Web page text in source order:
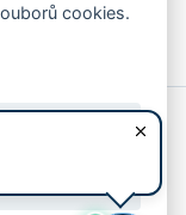
o používání cookies
cookies.